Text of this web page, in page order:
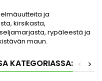
ja
kirsikasta,
rypäleestä ja
maun.
KATEGORIASSA: >
<